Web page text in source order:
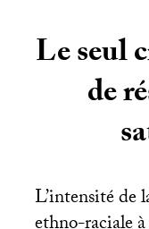
Le seul
de
L’intensité de